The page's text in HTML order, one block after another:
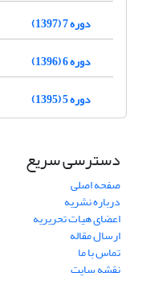
دوره 7 (1397)
دوره 6 (1396)
دوره 5 (1395)
دسترسی سریع
صفحه اصلی
درباره نشریه
اعضای هیات تحریریه
ارسال مقاله
تماس با ما
نقشه سایت